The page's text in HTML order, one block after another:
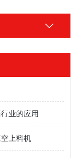
业的应用
上料机